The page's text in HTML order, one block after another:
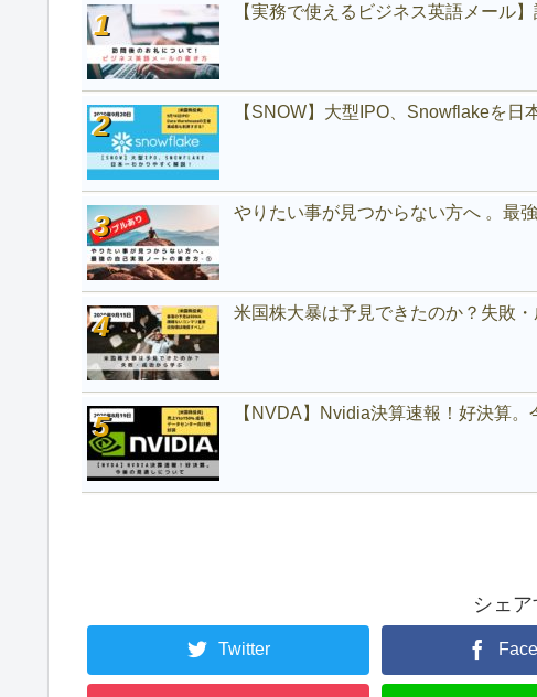
【実務で使えるビジネス英語メール
【SNOW】大型IPO、Snowflakeを日
やりたい事が見つからない方へ 。最
米国株大暴は予見できたのか？失敗
【NVDA】Nvidia決算速報！好決算。
シェア
Twitter